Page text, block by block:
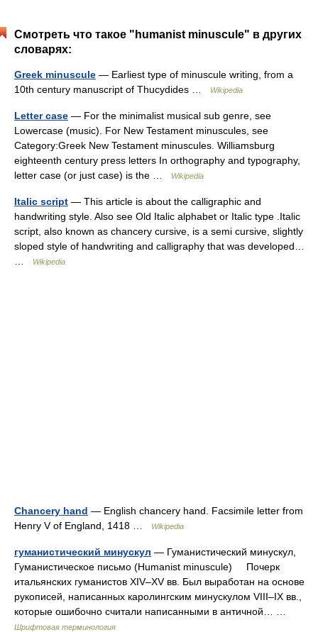
Смотреть что такое "humanist minuscule" в других
словарях:
Greek minuscule — Earliest type of minuscule writing, from a
10th century manuscript of Thucydides …
Wikipedia
Letter case — For the minimalist musical sub genre, see
Lowercase (music). For New Testament minuscules, see
Category:Greek New Testament minuscules. Williamsburg
eighteenth century press letters In orthography and typography,
letter case (or just case) is the …
Wikipedia
Italic script — This article is about the calligraphic and
handwriting style. Also see Old Italic alphabet or Italic type .Italic
script, also known as chancery cursive, is a semi cursive, slightly
sloped style of handwriting and calligraphy that was developed…
Wikipedia
Chancery hand — English chancery hand. Facsimile letter from
Henry V of England, 1418 …
Wikipedia
гуманистический минускул — Гуманистический минускул,
Гуманистическое письмо (Humanist minuscule) Почерк
итальянских гуманистов XIV–XV вв. Был выработан на основе
рукописей, написанных каролингским минускулом VIII–IX вв.,
которые ошибочно считали написанными в античной… …
Шрифтовая терминология